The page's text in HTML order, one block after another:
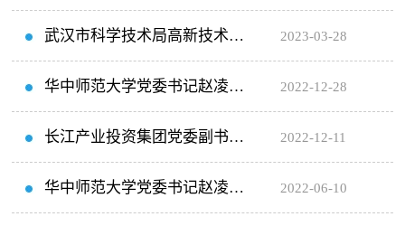
作调研
学原校长房喻莅临华师科技园考
察指导工作
2023-03-28
武汉市科学技术局高新技术处
胡远处长一行专程来华师科技园
工作调研
2022-12-28
华中师范大学党委书记赵凌云
一行莅临华师科技园考察调研指
导工作
2022-12-11
长江产业投资集团党委副书
记、总经理黎苑楚一行来华师科 2022-06-10
华中师范大学党委书记赵凌云